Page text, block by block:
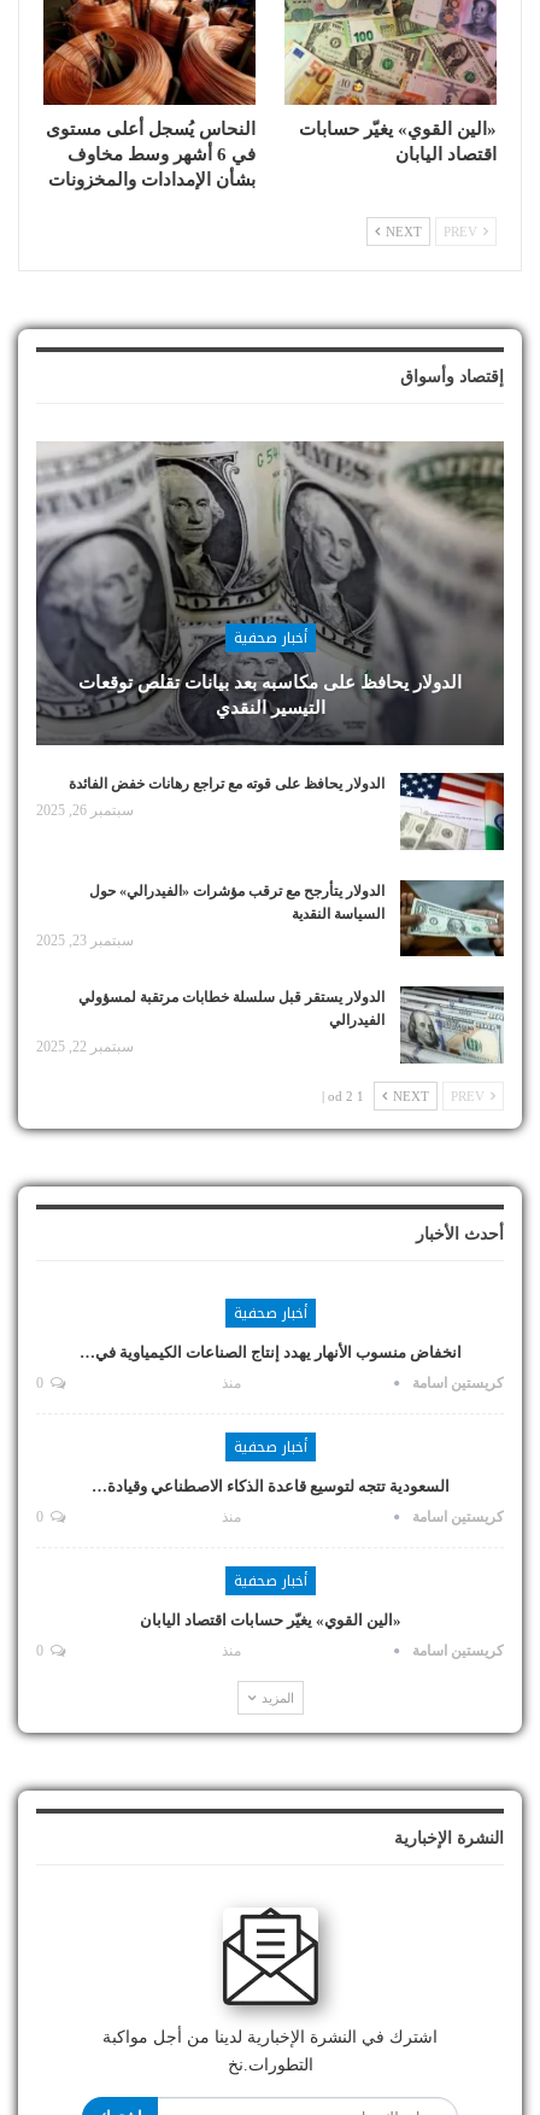
«الين القوي» يغيّر حسابات
اقتصاد اليابان
النحاس يُسجل أعلى مستوى
في 6 أشهر وسط مخاوف
بشأن الإمدادات والمخزونات
NEXT
إقتصاد وأسواق
أخبار صحفية
الدولار يحافظ على مكاسبه بعد بيانات تقلص توقعات
التيسير النقدي
الدولار يحافظ على قوته مع تراجع رهانات خفض الفائدة
سبتمبر 26, 2025
الدولار يتأرجح مع ترقب مؤشرات «الفيدرالي» حول
السياسة النقدية
سبتمبر 23, 2025
الدولار يستقر قبل سلسلة خطابات مرتقبة لمسؤولي
الفيدرالي
سبتمبر 22, 2025
NEXT
1 od 2 |
أحدث الأخبار
أخبار صحفية
انخفاض منسوب الأنهار يهدد إنتاج الصناعات الكيمياوية في…
كريستين اسامة منذ
أخبار صحفية
السعودية تتجه لتوسيع قاعدة الذكاء الاصطناعي وقيادة…
كريستين اسامة منذ
أخبار صحفية
«الين القوي» يغيّر حسابات اقتصاد اليابان
كريستين اسامة منذ
المزيد
النشرة الإخبارية
اشترك في النشرة الإخبارية لدينا من أجل مواكبة
التطورات.نخ